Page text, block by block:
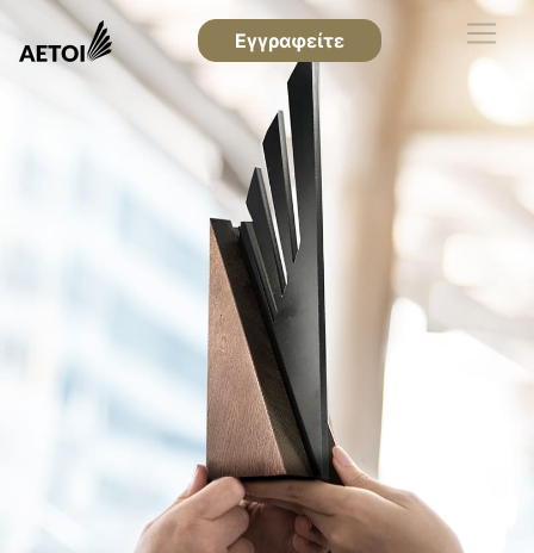
Εγγραφείτε